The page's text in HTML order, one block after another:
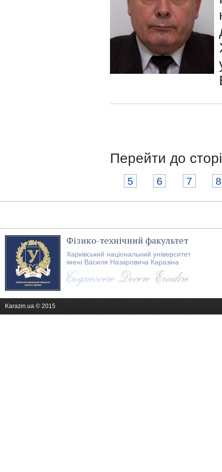
Перейти до
5 6 7 8
Фізико-технічний факультет
Харківський національний університет
імені Василя Назаровича Каразіна
Karazin.ua © 2015